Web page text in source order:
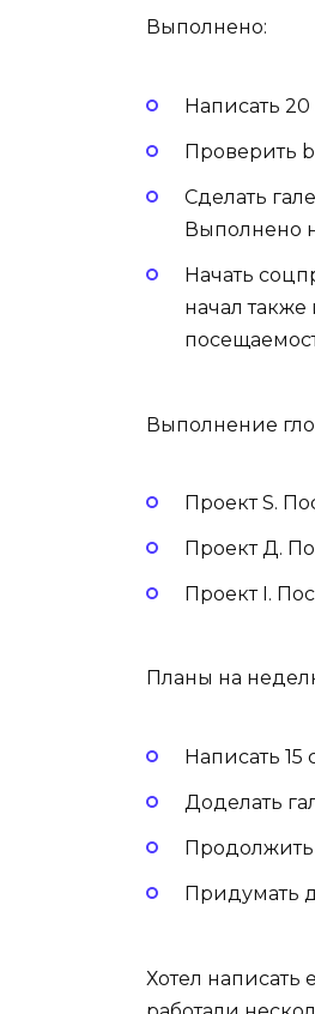
Выполнено:
Написать 20
Проверить
Сделать
Выполнено
Начать
начал
Выполнение
Проект S.
Проект Д.
Проект I.
Планы на
Написать 15
Доделать
Придумать
Хотел написать